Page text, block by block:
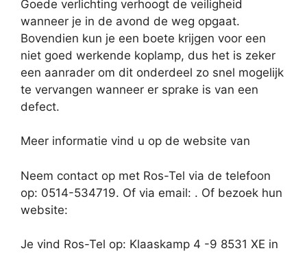
Goede verlichting verhoogt de veiligheid
wanneer je in de avond de weg opgaat.
Bovendien kun je een boete krijgen voor een
niet goed werkende koplamp, dus het is zeker
een aanrader om dit onderdeel zo snel mogelijk
te vervangen wanneer er sprake is van een
defect.
Meer informatie vind u op de website van
Neem contact op met Ros-Tel via de telefoon
op: 0514-534719. Of via email: . Of bezoek hun
website:
Je vind Ros-Tel op: Klaaskamp 4 -9 8531 XE in